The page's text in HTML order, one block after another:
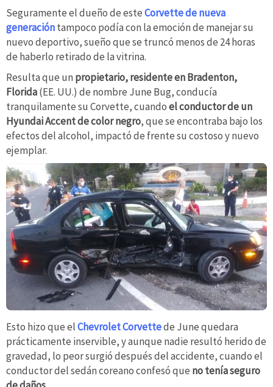
Seguramente el dueño de esteCorvette de nueva
generacióntampoco podía con la emoción de manejar su
nuevo deportivo, sueño que se truncó menos de 24 horas
de haberlo retirado de la vitrina.
Resulta que un propietario, residente en Bradenton,
Florida(EE. UU.) de nombre June Bug, conducía
tranquilamente su Corvette, cuandoel conductor de un
Hyundai Accent de color negro, que se encontraba bajo los
efectos del alcohol, impactó de frente su costoso y nuevo
ejemplar.
Esto hizo que elChevrolet Corvettede June quedara
prácticamente inservible, y aunque nadie resultó herido de
gravedad, lo peor surgió después del accidente, cuando el
conductor del sedán coreano confesó que no tenía seguro